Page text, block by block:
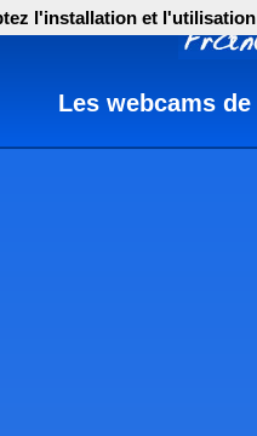
Les webcams de
l'installation et